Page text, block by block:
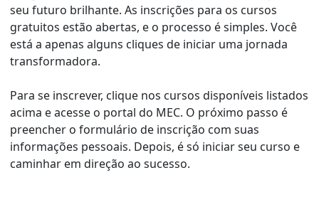
seu futuro brilhante. As inscrições para os cursos
gratuitos estão abertas, e o processo é simples. Você
está a apenas alguns cliques de iniciar uma jornada
transformadora.
Para se inscrever, clique nos cursos disponíveis listados
acima e acesse o portal do MEC. O próximo passo é
preencher o formulário de inscrição com suas
informações pessoais. Depois, é só iniciar seu curso e
caminhar em direção ao sucesso.